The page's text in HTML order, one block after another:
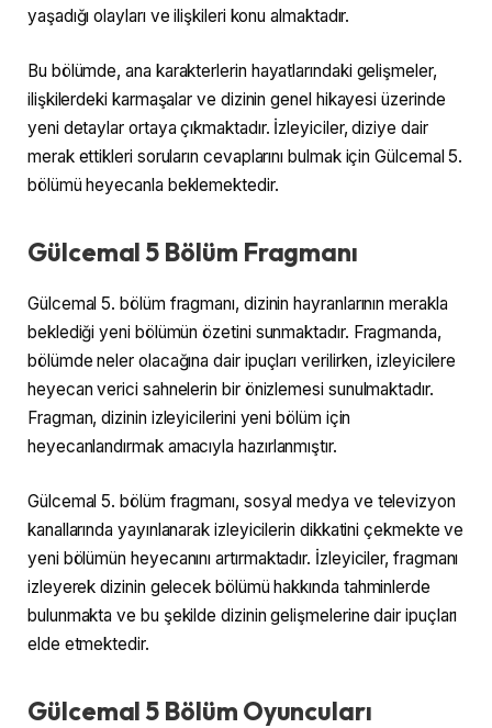
yaşadığı olayları ve ilişkileri konu almaktadır.
Bu bölümde, ana karakterlerin hayatlarındaki gelişmeler,
ilişkilerdeki karmaşalar ve dizinin genel hikayesi üzerinde
yeni detaylar ortaya çıkmaktadır. İzleyiciler, diziye dair
merak ettikleri soruların cevaplarını bulmak için Gülcemal 5.
bölümü heyecanla beklemektedir.
Gülcemal 5 Bölüm Fragmanı
Gülcemal 5. bölüm fragmanı, dizinin hayranlarının merakla
beklediği yeni bölümün özetini sunmaktadır. Fragmanda,
bölümde neler olacağına dair ipuçları verilirken, izleyicilere
heyecan verici sahnelerin bir önizlemesi sunulmaktadır.
Fragman, dizinin izleyicilerini yeni bölüm için
heyecanlandırmak amacıyla hazırlanmıştır.
Gülcemal 5. bölüm fragmanı, sosyal medya ve televizyon
kanallarında yayınlanarak izleyicilerin dikkatini çekmekte ve
yeni bölümün heyecanını artırmaktadır. İzleyiciler, fragmanı
izleyerek dizinin gelecek bölümü hakkında tahminlerde
bulunmakta ve bu şekilde dizinin gelişmelerine dair ipuçları
elde etmektedir.
Gülcemal 5 Bölüm Oyuncuları